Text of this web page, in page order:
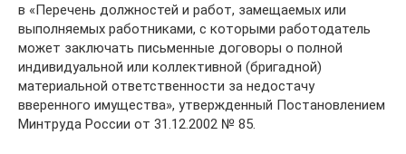
в «Перечень должностей и работ, замещаемых или
выполняемых работниками, с которыми работодатель
может заключать письменные договоры о полной
индивидуальной или коллективной (бригадной)
материальной ответственности за недостачу
вверенного имущества», утвержденный Постановлением
Минтруда России от 31.12.2002 № 85.